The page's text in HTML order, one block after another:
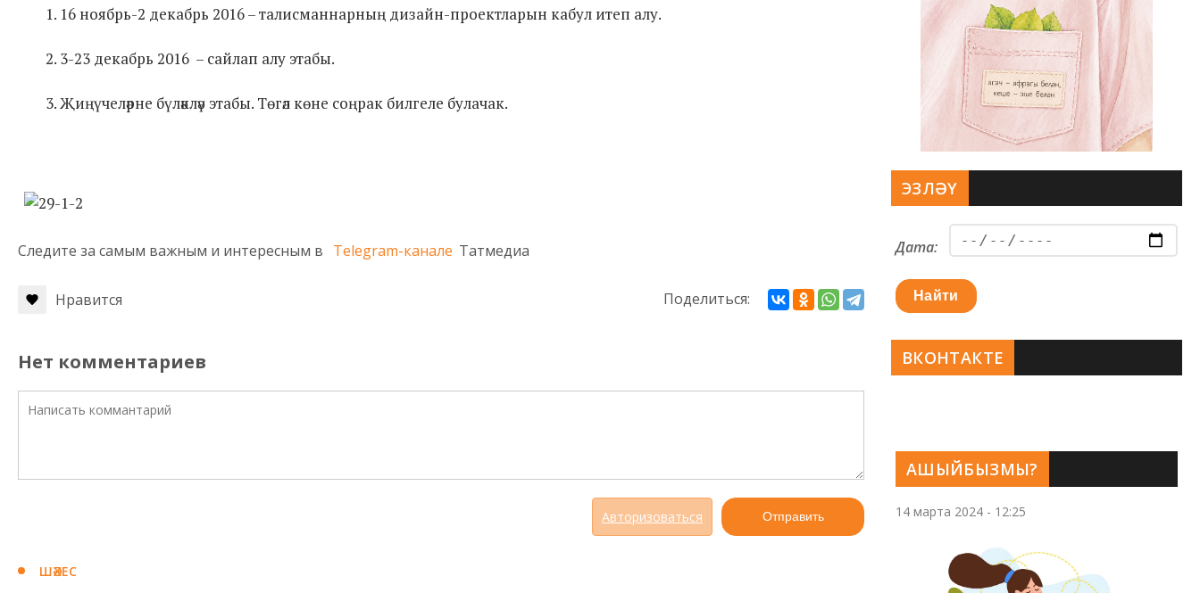
16 ноябрь-2 декабрь 2016 – талисманнарның дизайн-проектларын кабул итеп алу.
3-23 декабрь 2016 – сайлап алу этабы.
Җиңүчеләрне бүләкләү этабы. Төгәл көне соңрак билгеле булачак.
Следите за самым важным и интересным в Telegram-канале Татмедиа
Нравится Поделиться:
Нет комментариев
Авторизоваться Отправить
ШӘХЕС
АШЫЙБЫЗМЫ?
14 марта 2024 - 12:25
ЭЗЛӘҮ
Дата:
Найти
ВКОНТАКТЕ